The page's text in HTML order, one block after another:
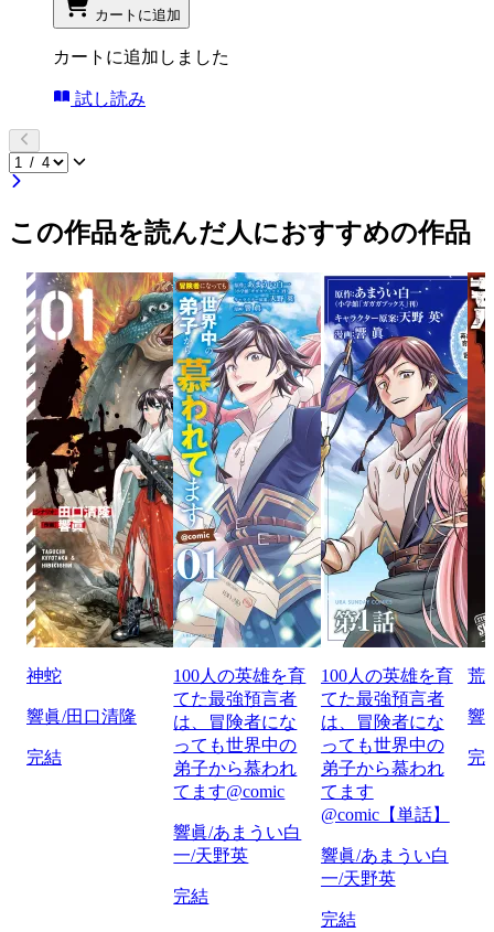
カートに追加
カートに追加しました
試し読み
この作品を読んだ人におすすめの作品
神蛇
響眞/田口清隆
完結
100人の英雄を育
てた最強預言者
は、冒険者にな
っても世界中の
弟子から慕われ
てます@comic
響眞/あまうい白
一/天野英
完結
100人の英雄を育
てた最強預言者
は、冒険者にな
っても世界中の
弟子から慕われ
てます
@comic【単話】
響眞/あまうい白
一/天野英
完結
荒
響
完